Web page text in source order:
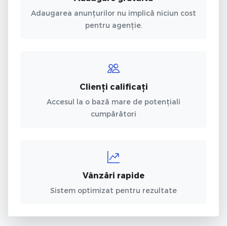
Adaugarea anunțurilor nu implică niciun cost
pentru agenție.
Clienți calificați
Accesul la o bază mare de potențiali
cumpărători
Vânzări rapide
Sistem optimizat pentru rezultate